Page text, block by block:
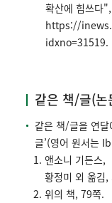
확산에 힘쓰다
https://
idxno=31519.
같은 책/글(논
같은 책/글을 연달
글’(영어 원서는
앤소니 기든스
황정미 외 옮김
위의 책, 79쪽.